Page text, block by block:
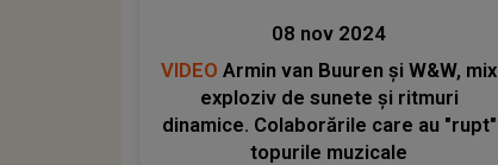
08 nov 2024
VIDEO Armin van Buuren și W&W, mix
exploziv de sunete și ritmuri
dinamice. Colaborările care au "rupt"
topurile muzicale